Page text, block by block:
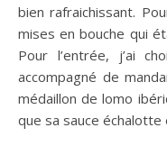
bien rafraichissant.
mises en bouche qui
Pour l’entrée, j’ai
accompagné de
médaillon de lomo
que sa sauce